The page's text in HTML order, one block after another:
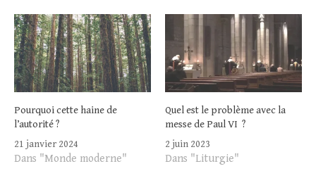
Pourquoi cette haine de
l’autorité ?
21 janvier 2024
Dans "Monde moderne"
Quel est le problème avec la
messe de Paul VI ?
2 juin 2023
Dans "Liturgie"